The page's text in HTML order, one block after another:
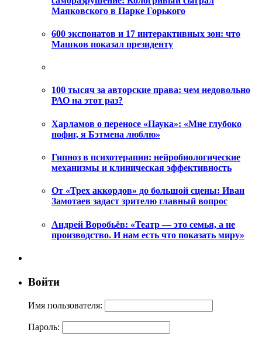
Маяковского в Парке Горького
600 экспонатов и 17 интерактивных зон: что
Машков показал президенту
100 тысяч за авторские права: чем недовольно
РАО на этот раз?
Харламов о переносе «Паука»: «Мне глубоко
пофиг, я Бэтмена люблю»
Гипноз в психотерапии: нейробиологические
механизмы и клиническая эффективность
От «Трех аккордов» до большой сцены: Иван
Замотаев задаст зрителю главный вопрос
Андрей Воробьёв: «Театр — это семья, а не
производство. И нам есть что показать миру»
Войти
Имя пользователя:
Пароль: